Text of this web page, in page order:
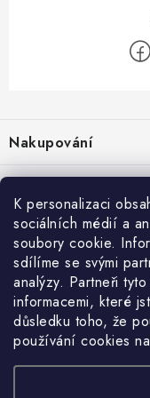
K personalizaci
sociálních médií a
soubory cookie.
sdílíme se svými
analýzy. Partneři
informacemi, které
důsledku toho, že
používání cookies
p
a
Nakupování
Jak nakupovat
Obchodní podmínky
Doprava a platba
Cookies
Ochrana osobních údajú
Jak funguje Zásilkovna?
Reklamace / vrácení
Použití Dárkové
O nás
Kontakty
Příběh Profigaráže
Služby
Velkoobchod